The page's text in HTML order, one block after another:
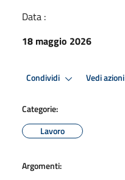
Data :
18 maggio 2026
Condividi Vedi azioni
Categorie:
Lavoro
Argomenti: